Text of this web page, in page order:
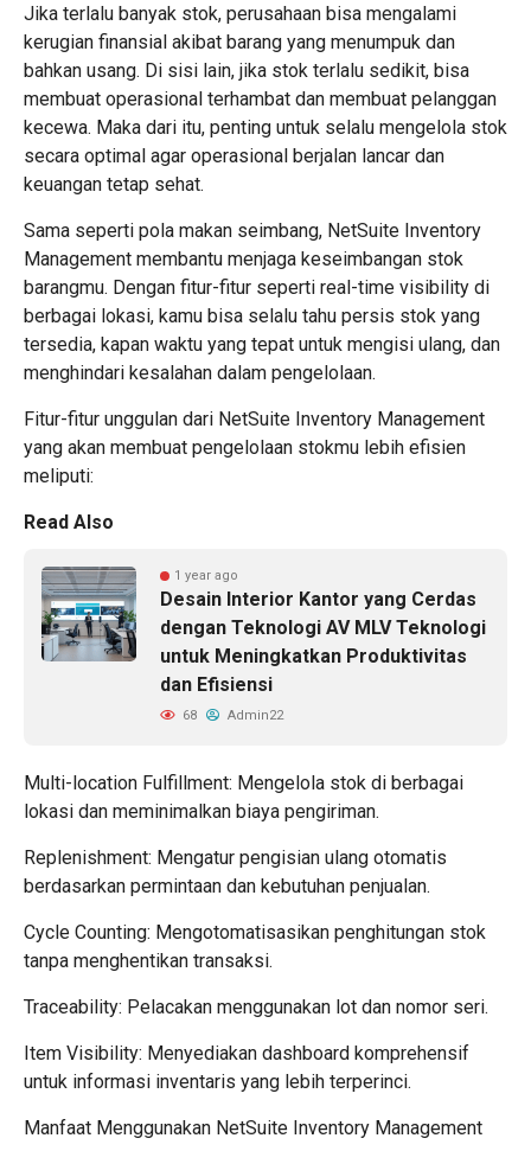
Jika terlalu banyak stok, perusahaan bisa mengalami
kerugian finansial akibat barang yang menumpuk dan
bahkan usang. Di sisi lain, jika stok terlalu sedikit, bisa
membuat operasional terhambat dan membuat pelanggan
kecewa. Maka dari itu, penting untuk selalu mengelola stok
secara optimal agar operasional berjalan lancar dan
keuangan tetap sehat.
Sama seperti pola makan seimbang, NetSuite Inventory
Management membantu menjaga keseimbangan stok
barangmu. Dengan fitur-fitur seperti real-time visibility di
berbagai lokasi, kamu bisa selalu tahu persis stok yang
tersedia, kapan waktu yang tepat untuk mengisi ulang, dan
menghindari kesalahan dalam pengelolaan.
Fitur-fitur unggulan dari NetSuite Inventory Management
yang akan membuat pengelolaan stokmu lebih efisien
meliputi:
Read Also
1 year ago
Desain Interior Kantor yang Cerdas
dengan Teknologi AV MLV Teknologi
untuk Meningkatkan Produktivitas
dan Efisiensi
68 Admin22
Multi-location Fulfillment: Mengelola stok di berbagai
lokasi dan meminimalkan biaya pengiriman.
Replenishment: Mengatur pengisian ulang otomatis
berdasarkan permintaan dan kebutuhan penjualan.
Cycle Counting: Mengotomatisasikan penghitungan stok
tanpa menghentikan transaksi.
Traceability: Pelacakan menggunakan lot dan nomor seri.
Item Visibility: Menyediakan dashboard komprehensif
untuk informasi inventaris yang lebih terperinci.
Manfaat Menggunakan NetSuite Inventory Management